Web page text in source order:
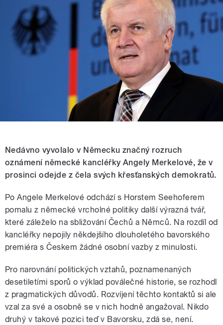
Nedávno vyvolalo v Německu značný rozruch
oznámení německé kancléřky Angely Merkelové, že v
prosinci odejde z čela svých křesťanských demokratů.
Po Angele Merkelové odchází s Horstem Seehoferem
pomalu z německé vrcholné politiky další výrazná tvář,
které záleželo na sbližování Čechů a Němců. Na rozdíl od
kancléřky nepojily někdejšího dlouholetého bavorského
premiéra s Českem žádné osobní vazby z minulosti.
Pro narovnání politických vztahů, poznamenaných
desetiletími sporů o výklad poválečné historie, se rozhodl
z pragmatických důvodů. Rozvíjení těchto kontaktů si ale
vzal za své a osobně se v nich hodně angažoval. Nikdo
druhý v takové pozici teď v Bavorsku, zdá se, není.